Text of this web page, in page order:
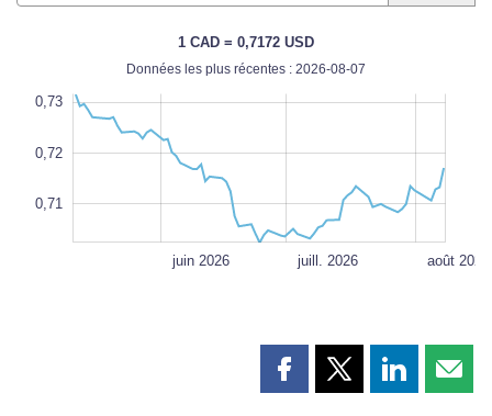
Dollar
(États-
1 CAD = 0,7172 USD
Données les plus récentes : 2026-08-07
0,73
0,72
0,71
juill. 2026
juin 2026 août 2026
PartagerPartagerPartager